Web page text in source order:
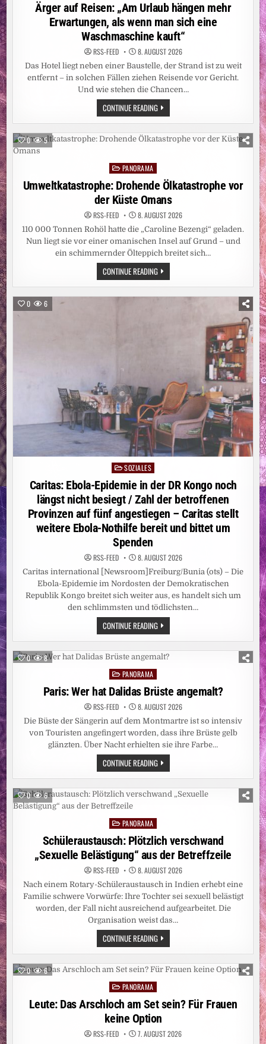
MENSCHEN
Ärger auf Reisen: „Am Urlaub hängen mehr
Erwartungen, als wenn man sich eine
Waschmaschine kauft“
RSS-FEED 8. AUGUST 2026
Das Hotel liegt neben einer Baustelle, der Strand ist zu weit
entfernt – in solchen Fällen ziehen Reisende vor Gericht.
Und wie stehen die Chancen…
CONTINUE READINGÄRGER
AUF
REISEN:
„AM
URLAUB
HÄNGEN
WENN
MAN
SICH
EINE
WASCHMASCHINE
KAUFT“
0 5
Posted
in
PANORAMA
Umweltkatastrophe: Drohende Ölkatastrophe vor
der Küste Omans
RSS-FEED 8. AUGUST 2026
110 000 Tonnen Rohöl hatte die „Caroline Bezengi“ geladen.
Nun liegt sie vor einer omanischen Insel auf Grund – und
ein schimmernder Ölteppich breitet sich…
CONTINUE READINGUMWELTKATASTROPHE:
DROHENDE
ÖLKATASTROPHE
VOR
0 6
Posted
in
SOZIALES
Caritas: Ebola-Epidemie in der DR Kongo noch
längst nicht besiegt / Zahl der betroffenen
Provinzen auf fünf angestiegen – Caritas stellt
weitere Ebola-Nothilfe bereit und bittet um
Spenden
RSS-FEED 8. AUGUST 2026
Caritas international [Newsroom]Freiburg/Bunia (ots) – Die
Ebola-Epidemie im Nordosten der Demokratischen
Republik Kongo breitet sich weiter aus, es handelt sich um
den schlimmsten und tödlichsten…
CONTINUE READINGCARITAS:
EBOLA-
EPIDEMIE
IN
DER
LÄNGST
NICHT
BESIEGT
/
ZAHL
DER
BETROFFENEN
PROVINZEN
AUF
FÜNF
ANGESTIEGEN
–
CARITAS
STELLT
WEITERE
BITTET
UM
SPENDEN
0 8
Posted
in
PANORAMA
Paris: Wer hat Dalidas Brüste angemalt?
RSS-FEED 8. AUGUST 2026
Die Büste der Sängerin auf dem Montmartre ist so intensiv
von Touristen angefingert worden, dass ihre Brüste gelb
glänzten. Über Nacht erhielten sie ihre Farbe…
CONTINUE READINGPARIS:
WER
HAT
DALIDAS
BRÜSTE
ANGEMALT?
0 6
PostedPANORAMA
Schüleraustausch: Plötzlich verschwand
„Sexuelle Belästigung“ aus der Betreffzeile
RSS-FEED 8. AUGUST 2026
Nach einem Rotary-Schüleraustausch in Indien erhebt eine
Familie schwere Vorwürfe: Ihre Tochter sei sexuell belästigt
worden, der Fall nicht ausreichend aufgearbeitet. Die
Organisation weist das…
CONTINUE READINGSCHÜLERAUSTAUSCH:
PLÖTZLICH
VERSCHWAND
„SEXUELLE
BELÄSTIGUNG“
0 6
PostedPANORAMA
Leute: Das Arschloch am Set sein? Für Frauen
keine Option
RSS-FEED 7. AUGUST 2026